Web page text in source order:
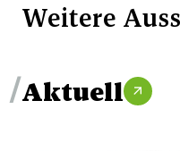
Weitere
/Aktuell arrow_outward